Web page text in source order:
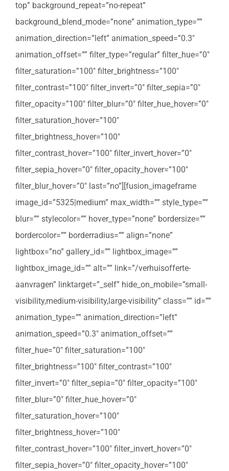
top” background_repeat=”no-repeat”
background_blend_mode=”none” animation_type=””
animation_direction=”left” animation_speed=”0.3″
animation_offset=”” filter_type=”regular” filter_hue=”0″
filter_saturation=”100″ filter_brightness=”100″
filter_contrast=”100″ filter_invert=”0″ filter_sepia=”0″
filter_opacity=”100″ filter_blur=”0″ filter_hue_hover=”0″
filter_saturation_hover=”100″
filter_brightness_hover=”100″
filter_contrast_hover=”100″ filter_invert_hover=”0″
filter_sepia_hover=”0″ filter_opacity_hover=”100″
filter_blur_hover=”0″ last=”no”][fusion_imageframe
image_id=”5325|medium” max_width=”” style_type=””
blur=”” stylecolor=”” hover_type=”none” bordersize=””
bordercolor=”” borderradius=”” align=”none”
lightbox=”no” gallery_id=”” lightbox_image=””
lightbox_image_id=”” alt=”” link=”/verhuisofferte-
aanvragen” linktarget=”_self” hide_on_mobile=”small-
visibility,medium-visibility,large-visibility” class=”” id=””
animation_type=”” animation_direction=”left”
animation_speed=”0.3″ animation_offset=””
filter_hue=”0″ filter_saturation=”100″
filter_brightness=”100″ filter_contrast=”100″
filter_invert=”0″ filter_sepia=”0″ filter_opacity=”100″
filter_blur=”0″ filter_hue_hover=”0″
filter_saturation_hover=”100″
filter_brightness_hover=”100″
filter_contrast_hover=”100″ filter_invert_hover=”0″
filter_sepia_hover=”0″ filter_opacity_hover=”100″